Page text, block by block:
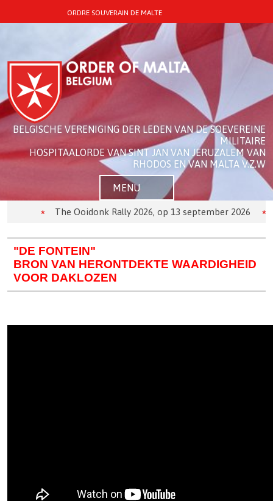
ORDRE SOUVERAIN DE MALTE
BELGISCHE VERENIGING DER LEDEN VAN DE SOEVEREINE
MILITAIRE
HOSPITAALORDE VAN SINT JAN VAN JERUZALEM VAN
RHODOS EN VAN MALTA V.Z.W
MENU
The Ooidonk Rally 2026, op 13 september 2026 De
"DE FONTEIN"
BRON VAN HERONTDEKTE WAARDIGHEID
VOOR DAKLOZEN